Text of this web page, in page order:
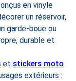
en vinyle
un réservoir,
garde-boue ou
durable et
et stickers moto
extérieurs :